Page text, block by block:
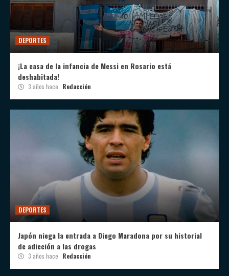
DEPORTES
¡La casa de la infancia de Messi en Rosario está
deshabitada!
3 años hace Redacción
DEPORTES
Japón niega la entrada a Diego Maradona por su historial
de adicción a las drogas
3 años hace Redacción